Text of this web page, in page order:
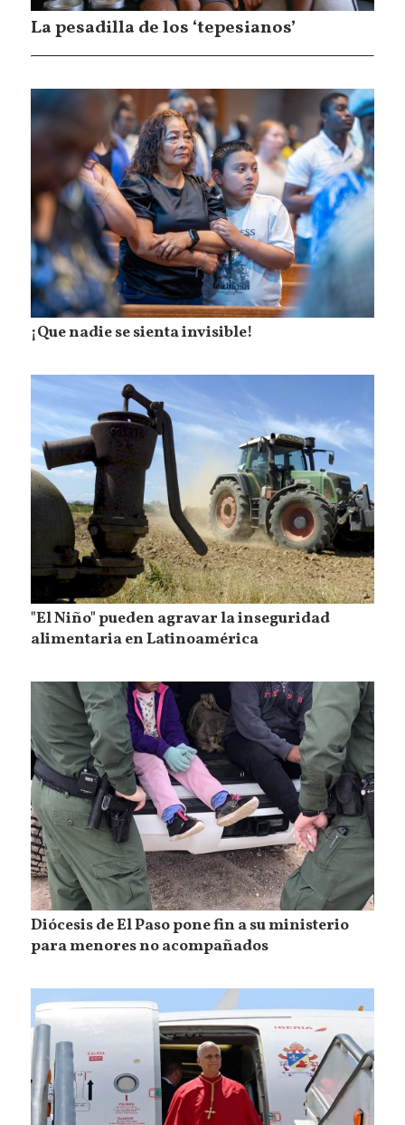
La pesadilla de los ‘tepesianos’
¡Que nadie se sienta invisible!
"El Niño" pueden agravar la inseguridad
alimentaria en Latinoamérica
Diócesis de El Paso pone fin a su ministerio
para menores no acompañados